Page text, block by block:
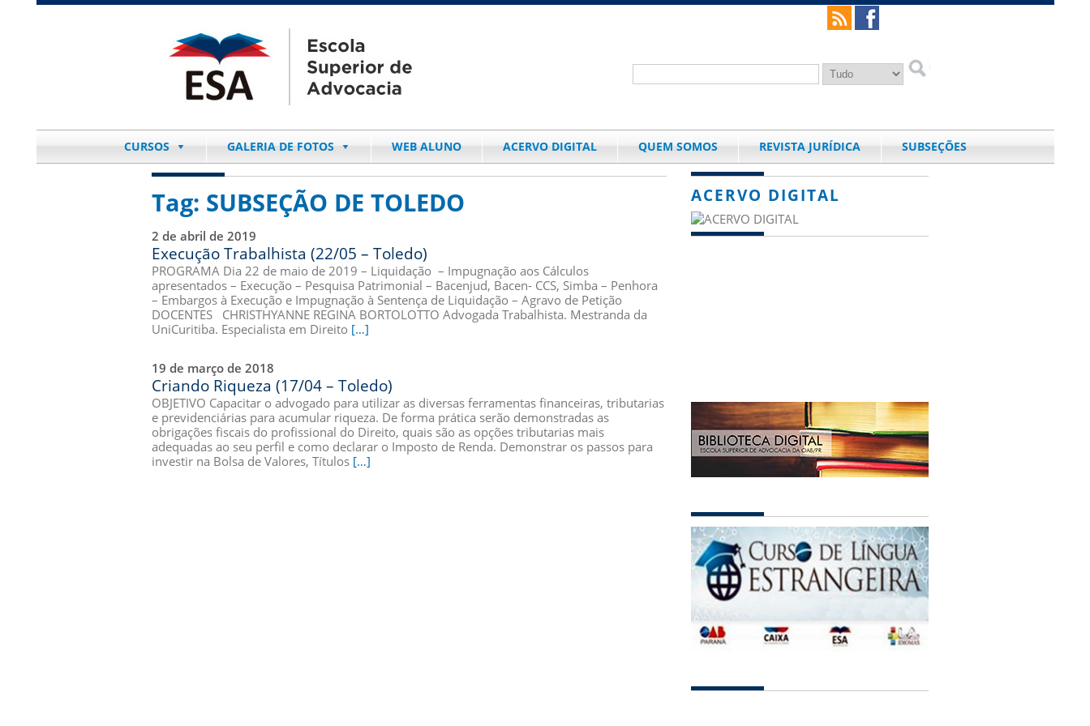
CURSOS GALERIA DE FOTOS WEB ALUNO ACERVO DIGITAL QUEM SOMOS REVISTA JURÍDICA SUBSEÇÕES
Tag: SUBSEÇÃO DE TOLEDO
2 de abril de 2019
Execução Trabalhista (22/05 – Toledo)
PROGRAMA Dia 22 de maio de 2019 – Liquidação – Impugnação aos Cálculos
apresentados – Execução – Pesquisa Patrimonial – Bacenjud, Bacen- CCS, Simba – Penhora
– Embargos à Execução e Impugnação à Sentença de Liquidação – Agravo de Petição
DOCENTES CHRISTHYANNE REGINA BORTOLOTTO Advogada Trabalhista. Mestranda da
UniCuritiba. Especialista em Direito […]
19 de março de 2018
Criando Riqueza (17/04 – Toledo)
OBJETIVO Capacitar o advogado para utilizar as diversas ferramentas financeiras, tributarias
e previdenciárias para acumular riqueza. De forma prática serão demonstradas as
obrigações fiscais do profissional do Direito, quais são as opções tributarias mais
adequadas ao seu perfil e como declarar o Imposto de Renda. Demonstrar os passos para
investir na Bolsa de Valores, Títulos […]
ACERVO DIGITAL